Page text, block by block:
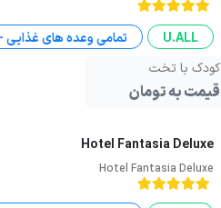
U.ALL
تمامی وعده های
کودک با تخت
قیمت به تومان
Hotel Fantasia Deluxe
Hotel Fantasia Deluxe